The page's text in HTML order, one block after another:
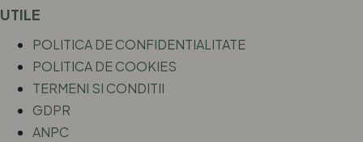
UTILE
POLITICA DE CONFIDENTIALITATE
POLITICA DE COOKIES
TERMENI SI CONDITII
GDPR
ANPC